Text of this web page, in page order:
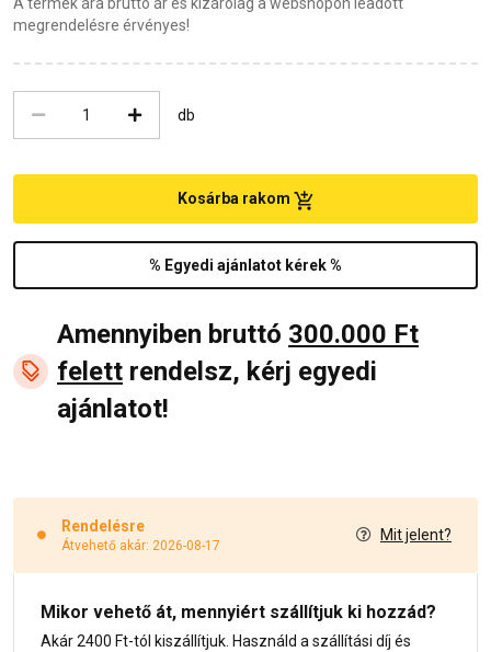
A termék ára bruttó ár és kizárólag a webshopon leadott
megrendelésre érvényes!
db
% Egyedi ajánlatot kérek %
Kosárba rakom
Amennyiben bruttó 300.000 Ft
felett rendelsz, kérj egyedi
ajánlatot!
Rendelésre
Átvehető akár: 2026-08-17
Mit jelent?
Mikor vehető át, mennyiért szállítjuk ki hozzád?
Akár 2400 Ft-tól kiszállítjuk. Használd a szállítási díj és